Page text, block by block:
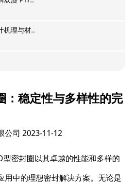
机理与材..
：稳定性与多样性的完
公司 2023-11-12
密封圈以其卓越的性能和多样的
用中的理想密封解决方案。无论是